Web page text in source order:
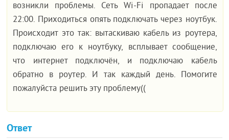
возникли проблемы. Сеть Wi-Fi пропадает после
22:00. Приходиться опять подключать через ноутбук.
Происходит это так: вытаскиваю кабель из роутера,
подключаю его к ноутбуку, всплывает сообщение,
что интернет подключён, и подключаю кабель
обратно в роутер. И так каждый день. Помогите
пожалуйста решить эту проблему((
Ответ